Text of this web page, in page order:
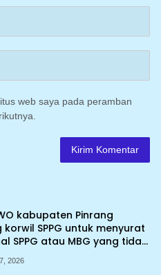
web saya pada peramban
kabupaten Pinrang
SPPG untuk menyurat
SPPG atau MBG yang tidak
standar dan
teknis
2026